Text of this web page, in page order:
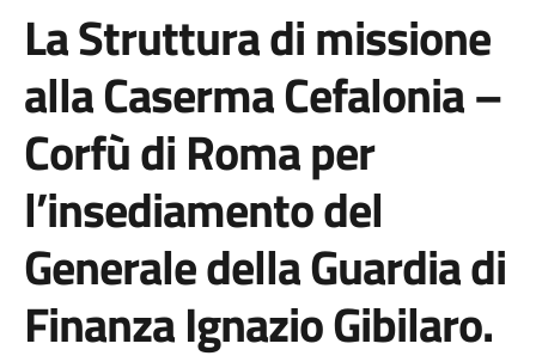
La Struttura di missione
alla Caserma Cefalonia –
Corfù di Roma per
l’insediamento del
Generale della Guardia di
Finanza Ignazio Gibilaro.